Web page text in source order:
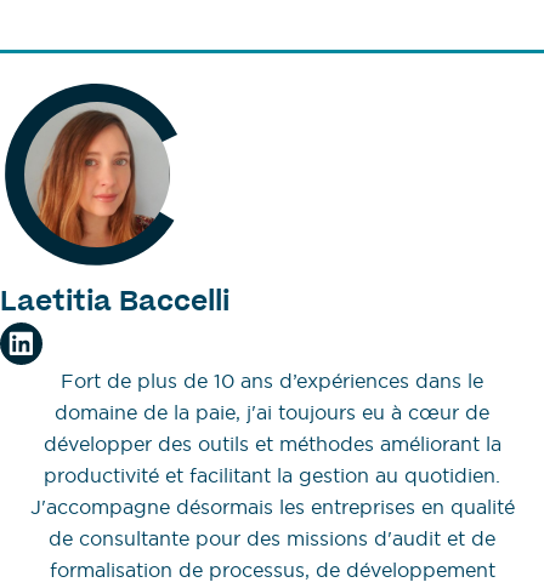
Laetitia Baccelli
Fort de plus de 10 ans d’expériences dans le
domaine de la paie, j'ai toujours eu à cœur de
développer des outils et méthodes améliorant la
productivité et facilitant la gestion au quotidien.
J'accompagne désormais les entreprises en qualité
de consultante pour des missions d'audit et de
formalisation de processus, de développement